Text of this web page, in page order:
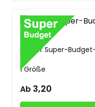
Kleiner Super-
1 Größe
Ab 3,20